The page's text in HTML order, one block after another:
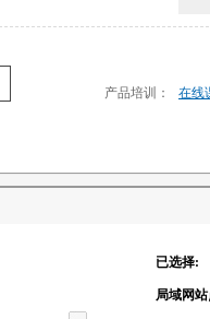
产品培训： 在线
已选择:
局域网